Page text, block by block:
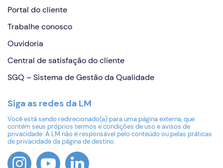
Portal do cliente
Trabalhe conosco
Ouvidoria
Central de satisfação do cliente
SGQ – Sistema de Gestão da Qualidade
Siga as redes da LM
Você está sendo redirecionado(a) para uma página externa, que
contém seus próprios termos e condições de uso e avisos de
privacidade. A LM não é responsável pelo conteúdo ou pelas práticas
de privacidade da página de destino.